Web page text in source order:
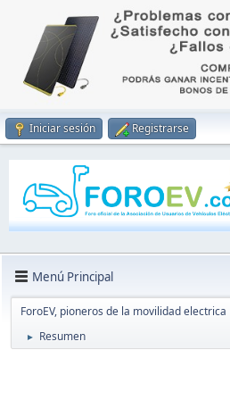
Iniciar sesión Registrarse
Menú Principal
ForoEV, pioneros de la movilidad electrica
► Resumen